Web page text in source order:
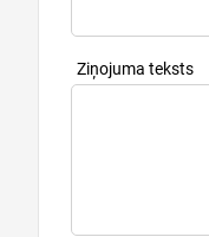
Ziņojuma teksts